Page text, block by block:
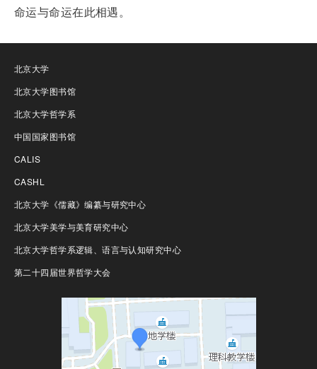
命运与命运在此相遇。
北京大学
北京大学图书馆
北京大学哲学系
中国国家图书馆
CALIS
CASHL
北京大学《儒藏》编纂与研究中心
北京大学美学与美育研究中心
北京大学哲学系逻辑、语言与认知研究中心
第二十四届世界哲学大会